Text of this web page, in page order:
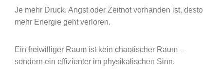
Je mehr Druck, Angst oder Zeitnot vorhanden ist, desto
mehr Energie geht verloren.
Ein freiwilliger Raum ist kein chaotischer Raum –
sondern ein effizienter im physikalischen Sinn.